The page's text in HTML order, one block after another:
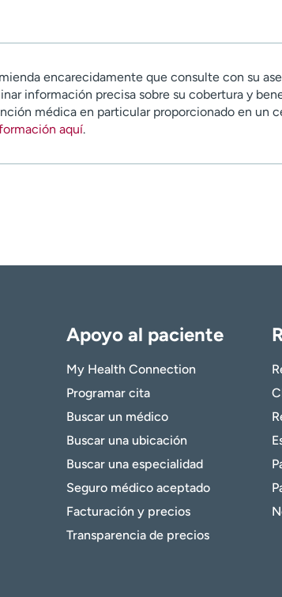
encarecidamente que consulte con su
información precisa sobre su cobertura y
médica en particular proporcionado en un
aquí.
Apoyo al paciente
My Health Connection
Programar cita
Buscar un médico
Buscar una ubicación
Buscar una especialidad
Seguro médico aceptado
Facturación y precios
Transparencia de precios